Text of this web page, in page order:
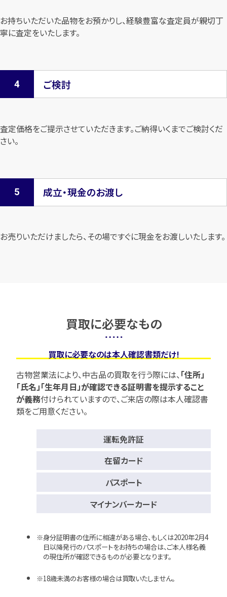
お持ちいただいた品物をお預かりし、経験豊富な査定員が親切丁
寧に査定をいたします。
ご検討
査定価格をご提示させていただきます。ご納得いくまでご検討くだ
さい。
成立・現金のお渡し
お売りいただけましたら、その場ですぐに現金をお渡しいたします。
買取に必要なもの
買取に必要なのは本人確認書類だけ!
古物営業法により、中古品の買取を行う際には、「住所」
「氏名」「生年月日」が確認できる証明書を提示すること
が義務付けられていますので、ご来店の際は本人確認書
類をご用意ください。
運転免許証
在留カード
パスポート
マイナンバーカード
身分証明書の住所に相違がある場合、もしくは2020年2月4
日以降発行のパスポートをお持ちの場合は、ご本人様名義
の現住所が確認できるものが必要となります。
18歳未満のお客様の場合は買取いたしません。